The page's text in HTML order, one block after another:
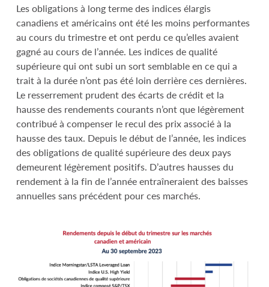
Les obligations à long terme des indices élargis
canadiens et américains ont été les moins performantes
au cours du trimestre et ont perdu ce qu’elles avaient
gagné au cours de l’année. Les indices de qualité
supérieure qui ont subi un sort semblable en ce qui a
trait à la durée n’ont pas été loin derrière ces dernières.
Le resserrement prudent des écarts de crédit et la
hausse des rendements courants n’ont que légèrement
contribué à compenser le recul des prix associé à la
hausse des taux. Depuis le début de l’année, les indices
des obligations de qualité supérieure des deux pays
demeurent légèrement positifs. D’autres hausses du
rendement à la fin de l’année entraîneraient des baisses
annuelles sans précédent pour ces marchés.